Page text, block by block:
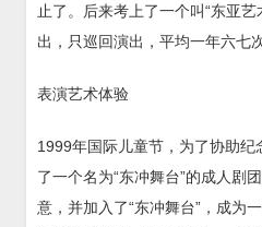
止了。后来考上了一个叫“东亚
出，只巡回演出，平均一年六七次
表演艺术体验
1999年国际儿童节，为了协助纪
了一个名为“东冲舞台”的成人剧
意，并加入了“东冲舞台”，成为